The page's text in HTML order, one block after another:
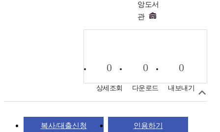
앙도서
관
0
상세조회
0
다운로드
0
내보내기
복사/대출신청 인용하기